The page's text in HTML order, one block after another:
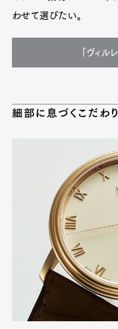
わせて選びたい。
「ヴィ
細部に息づくこだわ